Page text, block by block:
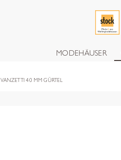
MODEHÄUSER
VANZETTI 40 MM GÜRTEL